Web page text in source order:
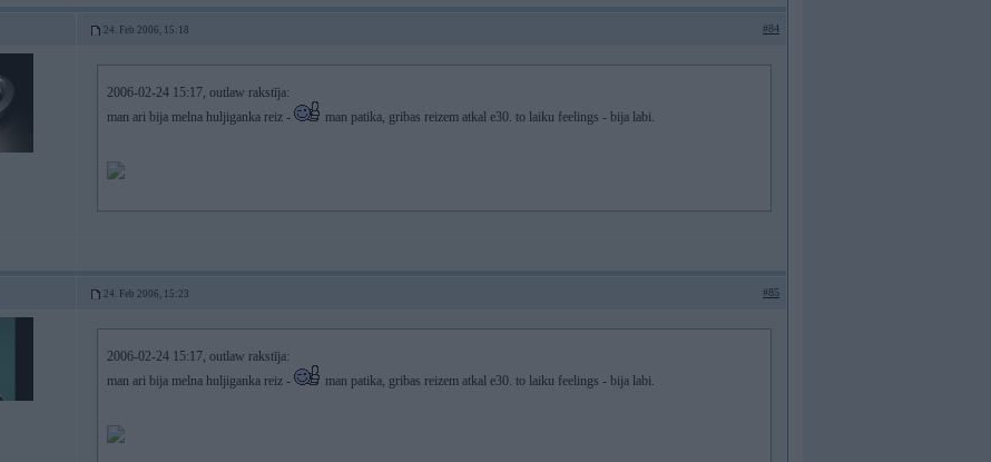
24. Feb 2006, 15:18 #84
2006-02-24 15:17, outlaw rakstīja:
man ari bija melna huljiganka reiz -
man patika, gribas reizem atkal e30. to laiku feelings - bija labi.
24. Feb 2006, 15:23 #85
2006-02-24 15:17, outlaw rakstīja:
man ari bija melna huljiganka reiz -
man patika, gribas reizem atkal e30. to laiku feelings - bija labi.